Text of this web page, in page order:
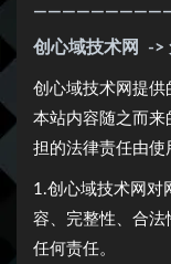
创心域技术网 ->
创心域技术网提供
本站内容随之而来
担的法律责任由使
1.创心域技术网对
容、完整性、合法
任何责任。